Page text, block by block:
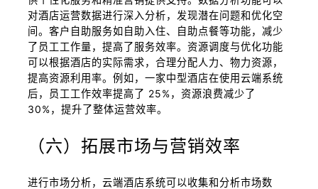
对酒店运营数据进行深入分析，发现潜在问题和优化空
间。客户自助服务如自助入住、自助点餐等功能，减少
了员工工作量，提高了服务效率。资源调度与优化功能
可以根据酒店的实际需求，合理分配人力、物力资源，
提高资源利用率。例如，一家中型酒店在使用云端系统
后，员工工作效率提高了 25%，资源浪费减少了
30%，提升了整体运营效率。
（六）拓展市场与营销效率
进行市场分析，云端酒店系统可以收集和分析市场数